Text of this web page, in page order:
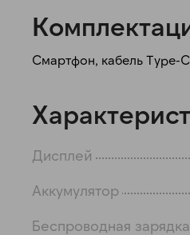
Смартфон, кабель Type-
Дисплей
Аккумулятор
Беспроводная зарядка